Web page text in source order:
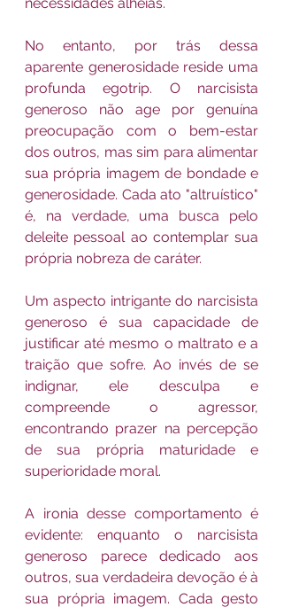
No entanto, por trás dessa
aparente generosidade reside uma
profunda egotrip. O narcisista
generoso não age por genuína
preocupação com o bem-estar
dos outros, mas sim para alimentar
sua própria imagem de bondade e
generosidade. Cada ato "altruístico"
é, na verdade, uma busca pelo
deleite pessoal ao contemplar sua
própria nobreza de caráter.
Um aspecto intrigante do narcisista
generoso é sua capacidade de
justificar até mesmo o maltrato e a
traição que sofre. Ao invés de se
indignar, ele desculpa e
compreende o agressor,
encontrando prazer na percepção
de sua própria maturidade e
superioridade moral.
A ironia desse comportamento é
evidente: enquanto o narcisista
generoso parece dedicado aos
outros, sua verdadeira devoção é à
sua própria imagem. Cada gesto